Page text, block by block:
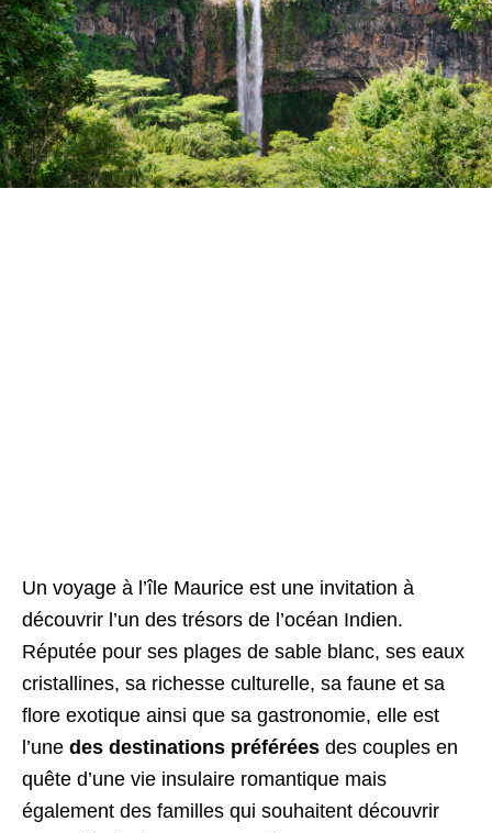
Un voyage à l’île Maurice est une invitation à
découvrir l’un des trésors de l’océan Indien.
Réputée pour ses plages de sable blanc, ses eaux
cristallines, sa richesse culturelle, sa faune et sa
flore exotique ainsi que sa gastronomie, elle est
l’une des destinations préférées des couples en
quête d’une vie insulaire romantique mais
également des familles qui souhaitent découvrir